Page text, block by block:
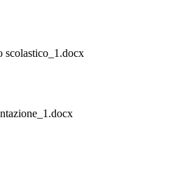
scolastico_1.docx